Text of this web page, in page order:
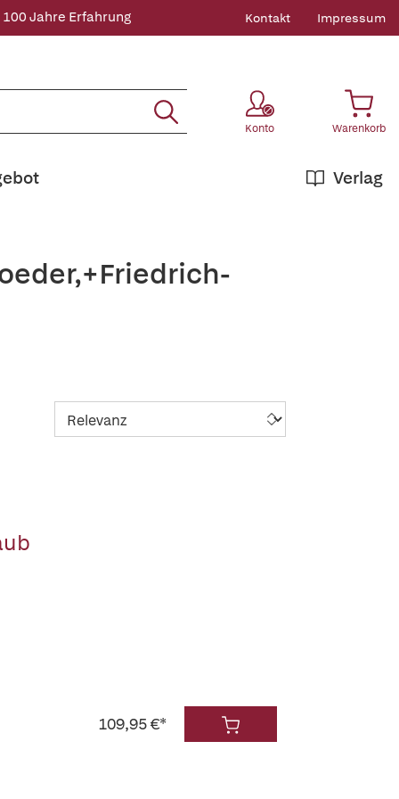
100 Jahre Erfahrung Kontakt Impressum
Konto Warenkorb
Verlag
109,95 €*